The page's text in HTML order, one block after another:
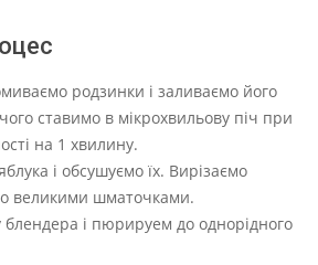
родзинки і заливаємо його
ставимо в мікрохвильову піч при
на 1 хвилину.
і обсушуємо їх. Вирізаємо
великими шматочками.
і пюрируем до однорідного